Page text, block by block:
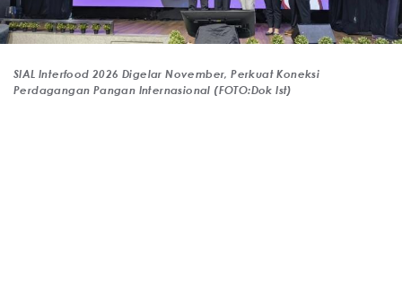
SIAL Interfood 2026 Digelar November, Perkuat Koneksi
Perdagangan Pangan Internasional (FOTO:Dok Ist)